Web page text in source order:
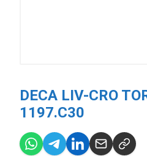
DECA LIV-CRO
1197.C30